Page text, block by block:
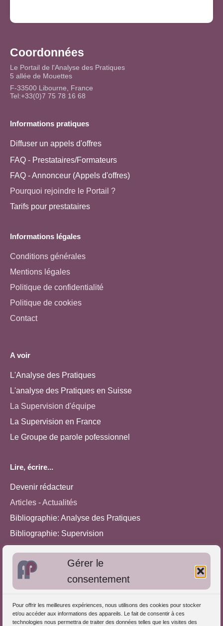
Gérer le
consentement
Pour offrir les meilleures expériences, nous utilisons des cookies pour stocker
et/ou accéder aux informations des appareils. Le fait de consentir à ces
technologies nous permettra de traiter des données telles que les visites des
Coordonnées
Le Portail de l'Analyse des Pratiques
5 allée de Mouettes
F-33500 Libourne, France
Tel:+33(0)7 75 78 16 68
Informations pratiques
Diffuser un appels d'offres
FAQ - Prestataires/Formateurs
FAQ - Annonceur (Appels d'offres)
Pourquoi rejoindre le Portail ?
Tarifs pour prestataires
Informations légales
Conditions générales
Mentions légales
Politique de confidentialité
Politique de cookies
Contact
A voir
L'Analyse des Pratiques
L'analyse des Pratiques en Suisse
La Supervision d'équipe
La Supervision en France
Le Groupe de parole pofessionnel
Lire, écrire...
Devenir rédacteur
Articles - Actualités
Bibliographie: Analyse des Pratiques
Bibliographie: Supervision
Approches de l'Analyse des pratiques
S'inscrire dans l'Annuaire